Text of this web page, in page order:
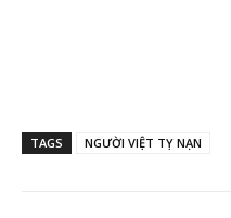
TAGS NGƯỜI VIỆT TỴ NẠN